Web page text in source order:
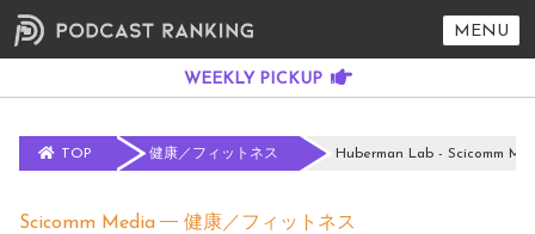
MENU
TOP 健康／フィットネス Huberman Lab - Scicomm
Scicomm Media 健康／フィットネス